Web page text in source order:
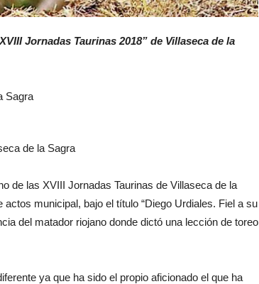
Jornadas Taurinas 2018” de Villaseca de la
Sagra
de la Sagra
de las XVIII Jornadas Taurinas de Villaseca de la
municipal, bajo el título “Diego Urdiales. Fiel a su
del matador riojano donde dictó una lección de toreo
ya que ha sido el propio aficionado el que ha